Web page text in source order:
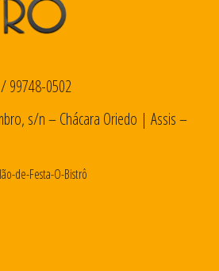
/99748-0502
s/n – Chácara Oriedo | Assis –
de-Festa-O-Bistrô